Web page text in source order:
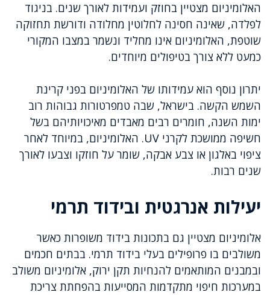
האלומיניום מצטיין בחוזק ועמידות לאורך שנים. בניגוד
לפלדה, שאינה חסינה לחלוטין מחלודה ודורשת תחזוקה
שוטפת, האלומיניום אינו מחליד ונשמר במצבו המקורי
כמעט ללא צורך בטיפולים מיוחדים.
יתרון נוסף הוא עמידותו של האלומיניום בפני קרינת
השמש הקשה. בישראל, שבה טמפרטורות גבוהות רוב
ימות השנה, חומרים רבים מאבדים מאיכויותיהם בשל
חשיפה ממושכת לקרני UV. האלומיניום, במיוחד לאחר
ציפוי באלגון או צבע אבקה, שומר על חוזקו וצבעו לאורך
שנים רבות.
יעילות אנרגטית ובידוד תרמי
אלומיניום מצטיין גם בתכונות בידוד משופרות כאשר
משולבים בו פרופילים בעלי בידוד תרמי. בבתים חכמים
ובמבנים המותאמים להנחיות תקן ירוק, אלומיניום משולב
במערכות חיפוי מתקדמות המסייעות בהפחתת צריכת